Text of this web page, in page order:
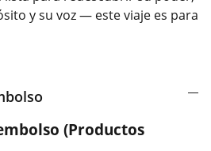
y su voz — este viaje es para
(Productos